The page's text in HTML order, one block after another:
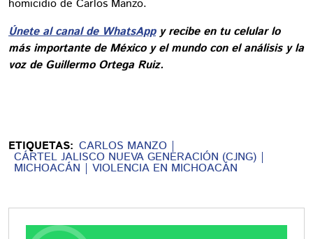
homicidio de Carlos Manzo.
Únete al canal de WhatsAppy recibe en tu celular lo
más importante de México y el mundo con el análisis y la
voz de Guillermo Ortega Ruiz.
ETIQUETAS: CARLOS MANZO
CÁRTEL JALISCO NUEVA GENERACIÓN (CJNG)
MICHOACÁN VIOLENCIA EN MICHOACÁN